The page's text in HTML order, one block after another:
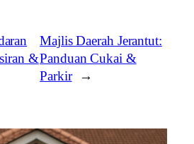
&
Majlis Daerah Jerantut:
Panduan Cukai &
Parkir
→